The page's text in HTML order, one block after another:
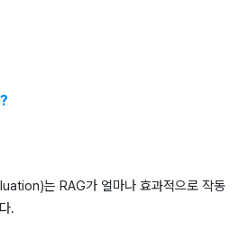
는 RAG가 얼마나 효과적으로 작동
.